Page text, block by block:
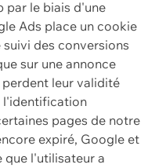
par le biais d'une
Ads place un cookie
des conversions
sur une annonce
leur validité
l'identification
pages de notre
expiré, Google et
que l'utilisateur a